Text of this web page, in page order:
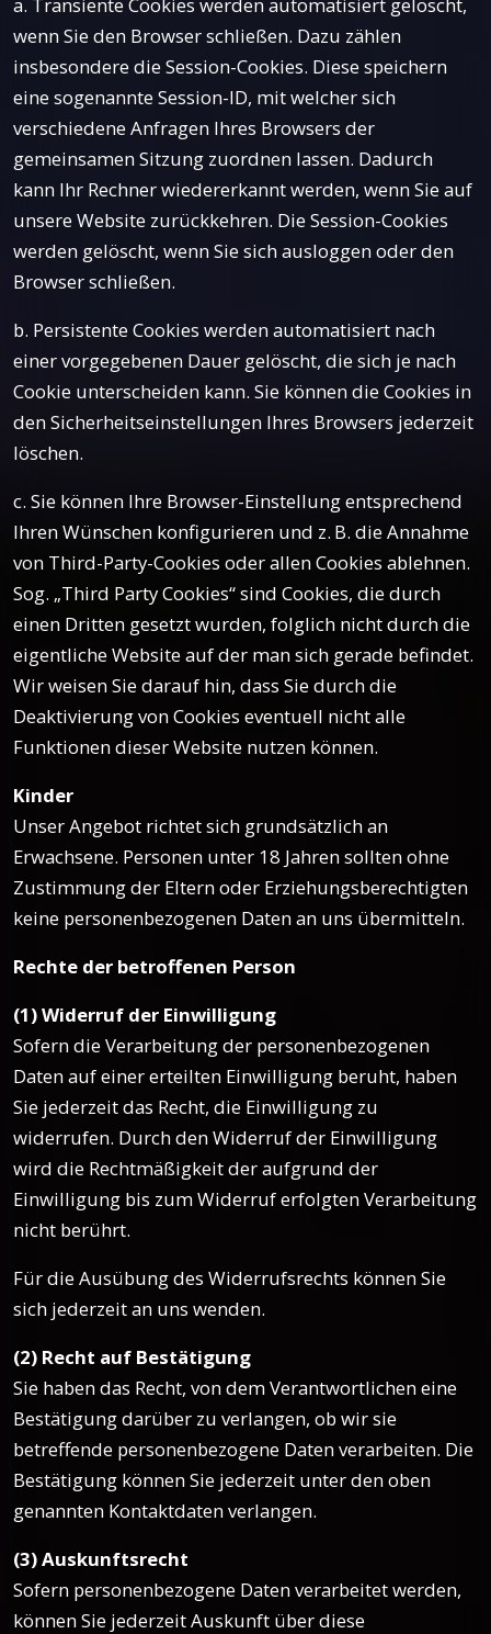
wenn Sie den Browser schließen. Dazu zählen
insbesondere die Session-Cookies. Diese speichern
eine sogenannte Session-ID, mit welcher sich
verschiedene Anfragen Ihres Browsers der
gemeinsamen Sitzung zuordnen lassen. Dadurch
kann Ihr Rechner wiedererkannt werden, wenn Sie auf
unsere Website zurückkehren. Die Session-Cookies
werden gelöscht, wenn Sie sich ausloggen oder den
Browser schließen.
b. Persistente Cookies werden automatisiert nach
einer vorgegebenen Dauer gelöscht, die sich je nach
Cookie unterscheiden kann. Sie können die Cookies in
den Sicherheitseinstellungen Ihres Browsers jederzeit
löschen.
c. Sie können Ihre Browser-Einstellung entsprechend
Ihren Wünschen konfigurieren und z. B. die Annahme
von Third-Party-Cookies oder allen Cookies ablehnen.
Sog. „Third Party Cookies“ sind Cookies, die durch
einen Dritten gesetzt wurden, folglich nicht durch die
eigentliche Website auf der man sich gerade befindet.
Wir weisen Sie darauf hin, dass Sie durch die
Deaktivierung von Cookies eventuell nicht alle
Funktionen dieser Website nutzen können.
Kinder
Unser Angebot richtet sich grundsätzlich an
Erwachsene. Personen unter 18 Jahren sollten ohne
Zustimmung der Eltern oder Erziehungsberechtigten
keine personenbezogenen Daten an uns übermitteln.
Rechte der betroffenen Person
(1) Widerruf der Einwilligung
Sofern die Verarbeitung der personenbezogenen
Daten auf einer erteilten Einwilligung beruht, haben
Sie jederzeit das Recht, die Einwilligung zu
widerrufen. Durch den Widerruf der Einwilligung
wird die Rechtmäßigkeit der aufgrund der
Einwilligung bis zum Widerruf erfolgten Verarbeitung
nicht berührt.
Für die Ausübung des Widerrufsrechts können Sie
sich jederzeit an uns wenden.
(2) Recht auf Bestätigung
Sie haben das Recht, von dem Verantwortlichen eine
Bestätigung darüber zu verlangen, ob wir sie
betreffende personenbezogene Daten verarbeiten. Die
Bestätigung können Sie jederzeit unter den oben
genannten Kontaktdaten verlangen.
(3) Auskunftsrecht
Sofern personenbezogene Daten verarbeitet werden,
können Sie jederzeit Auskunft über diese